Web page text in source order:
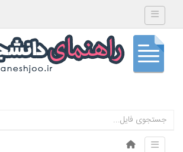
Toggle navigation
Menu
Skip to content
Toggle navigation